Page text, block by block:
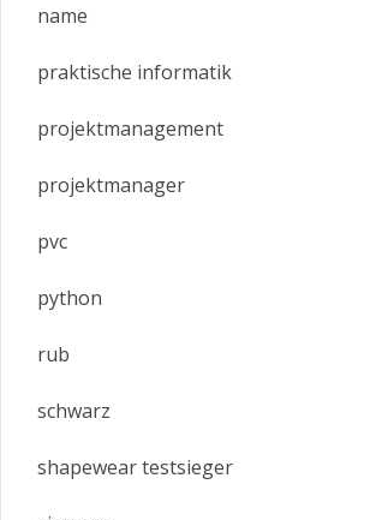
name
praktische informatik
projektmanagement
projektmanager
pvc
python
rub
schwarz
shapewear testsieger